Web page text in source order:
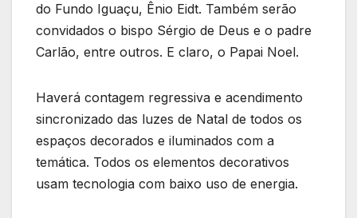
do Fundo Iguaçu, Ênio Eidt. Também serão
convidados o bispo Sérgio de Deus e o padre
Carlão, entre outros. E claro, o Papai Noel.
Haverá contagem regressiva e acendimento
sincronizado das luzes de Natal de todos os
espaços decorados e iluminados com a
temática. Todos os elementos decorativos
usam tecnologia com baixo uso de energia.